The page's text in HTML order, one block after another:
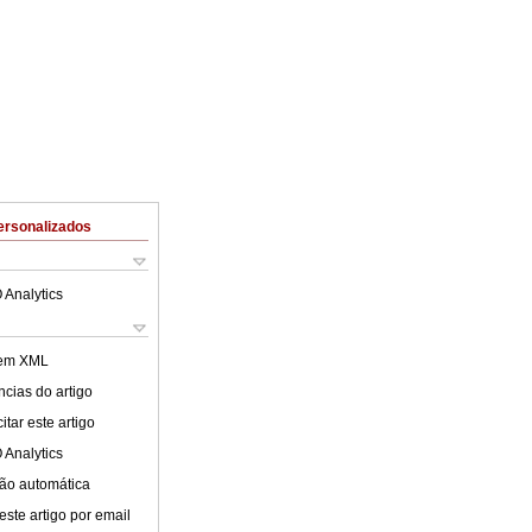
Analytics
XML
do artigo
este artigo
Analytics
automática
artigo por email